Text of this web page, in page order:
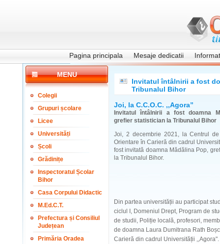
Pagina principala Mesaje dedicatii
MENU
Colegii
Grupuri școlare
Licee
Universități
Școli
Grădinițe
Inspectoratul Școlar
Bihor
Casa Corpului Didactic
M.Ed.C.T.
Prefectura și Consiliul
Județean
Primăria Oradea
Invitatul întâlnirii a fost
Tribunalul Bihor
Joi, la C.C.O.C. ,,Agora”
Invitatul întâlnirii a fost doamna
grefier statistician la Tribunalul Bihor
Joi, 2 decembrie 2021, la Centrul
Orientare în Carieră din cadrul
fost invitată doamna Mădălina Pop,
la Tribunalul Bihor.
Din partea universității au participat
ciclul I, Domeniul Drept, Program de
de studii, Poliție locală, profesori,
de doamna Laura Dumitrana Rath
Carieră din cadrul Universității ,,Agora".